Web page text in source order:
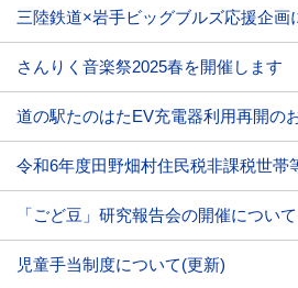
三陸鉄道×岩手ビッグブルズ応援企画
さんりく音楽祭2025春を開催します
道の駅たのはたEV充電器利用再開の
「ごど豆」研究報告会の開催について
児童手当制度について(更新)